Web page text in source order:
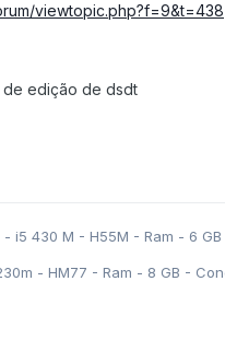
viewtopic.php?f=9&t=438
de edição de dsdt
- i5 430 M - H55M - Ram - 6
- HM77 - Ram - 8 GB -